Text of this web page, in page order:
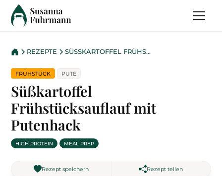
REZEPTE SÜSSKARTOFFEL FRÜHSTÜCKSAUFLAUF MIT PUTENHACK
FRÜHSTÜCK PUTE
Süßkartoffel
Frühstücksauflauf mit
Putenhack
HIGH PROTEIN MEAL PREP
Rezept speichern Rezept teilen